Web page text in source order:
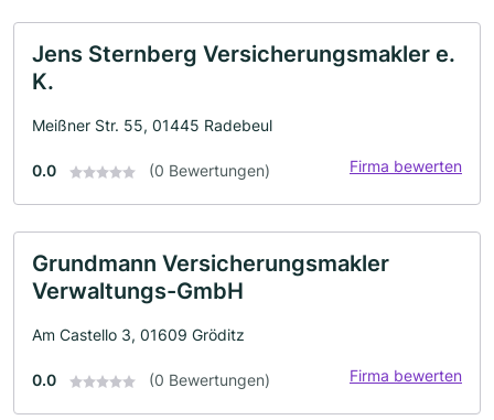
Jens Sternberg Versicherungsmakler e.
K.
Meißner Str. 55, 01445 Radebeul
0.0 (0 Bewertungen) Firma bewerten
Grundmann Versicherungsmakler
Verwaltungs-GmbH
Am Castello 3, 01609 Gröditz
0.0 (0 Bewertungen) Firma bewerten